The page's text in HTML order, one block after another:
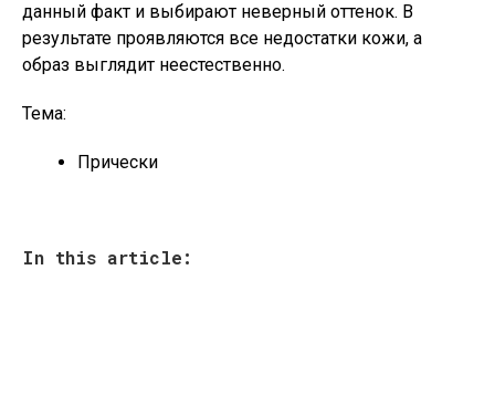
данный факт и выбирают неверный оттенок. В
результате проявляются все недостатки кожи, а
образ выглядит неестественно.
Тема:
Прически
In this article: